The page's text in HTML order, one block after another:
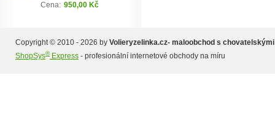
Cena: 950,00 Kč
Copyright © 2010 - 2026 by Volieryzelinka.cz- maloobchod s
ShopSys®Express - profesionální internetové obchody na míru